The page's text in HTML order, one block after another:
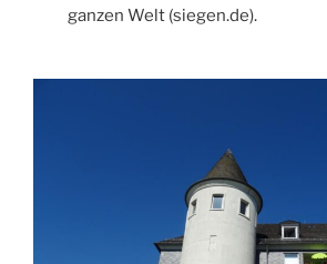
ganzen Welt (siegen.de).